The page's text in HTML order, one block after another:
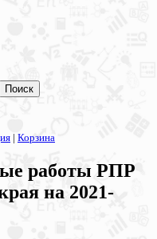
| Корзина
работы РПР
на 2021-